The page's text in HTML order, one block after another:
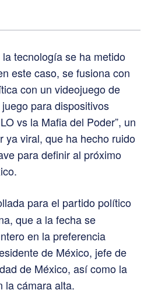
tecnología se ha metido
este caso, se fusiona con
con un videojuego de
para dispositivos
vs la Mafia del Poder”, un
ya viral, que ha hecho ruido
para definir al próximo
para el partido político
que a la fecha se
en la preferencia
de México, jefe de
de México, así como la
la cámara alta.